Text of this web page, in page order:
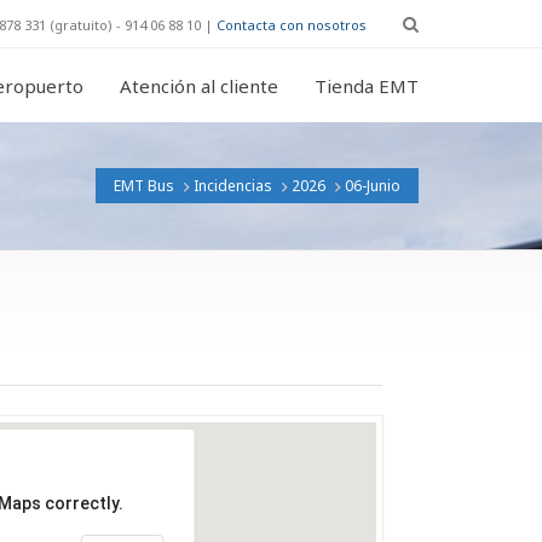
331 (gratuito) - 914 06 88 10 | Contacta con nosotros
Atención al cliente Tienda EMT
EMT Bus Incidencias 2026 06-Junio
correctly.